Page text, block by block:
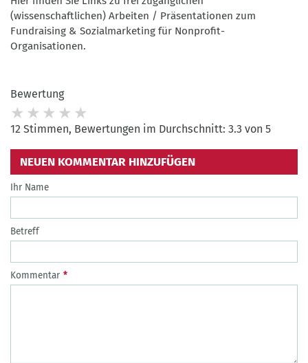
(wissenschaftlichen) Arbeiten / Präsentationen zum
Fundraising & Sozialmarketing für Nonprofit-
Organisationen.
Bewertung
12 Stimmen, Bewertungen im Durchschnitt: 3.3 von 5
NEUEN KOMMENTAR HINZUFÜGEN
Ihr Name
Betreff
Kommentar